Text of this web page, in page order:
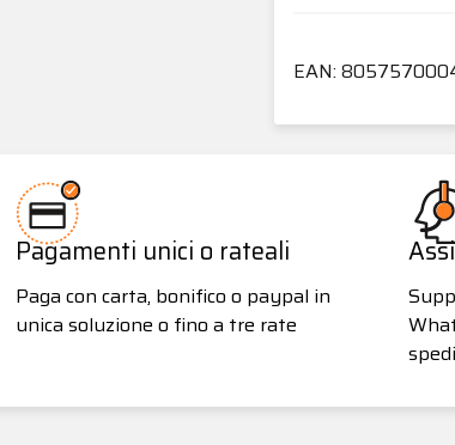
EAN:
Pagamenti unici o rateali
Paga con carta, bonifico o paypal in
unica soluzione o fino a tre rate